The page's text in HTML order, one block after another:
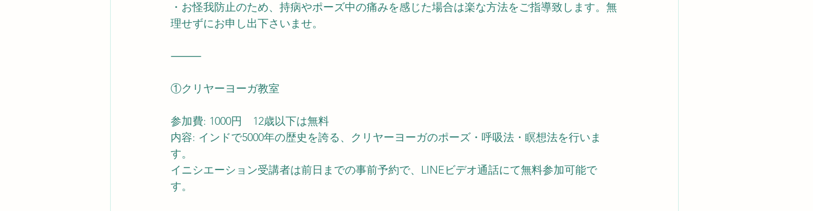
・お怪我防止のため、持病やポーズ中の痛みを感じた場合は楽な方法をご指導致します。無
理せずにお申し出下さいませ。
⸻
①クリヤーヨーガ教室
参加費: 1000円　12歳以下は無料
内容: インドで5000年の歴史を誇る、クリヤーヨーガのポーズ・呼吸法・瞑想法を行いま
す。
イニシエーション受講者は前日までの事前予約で、LINEビデオ通話にて無料参加可能で
す。